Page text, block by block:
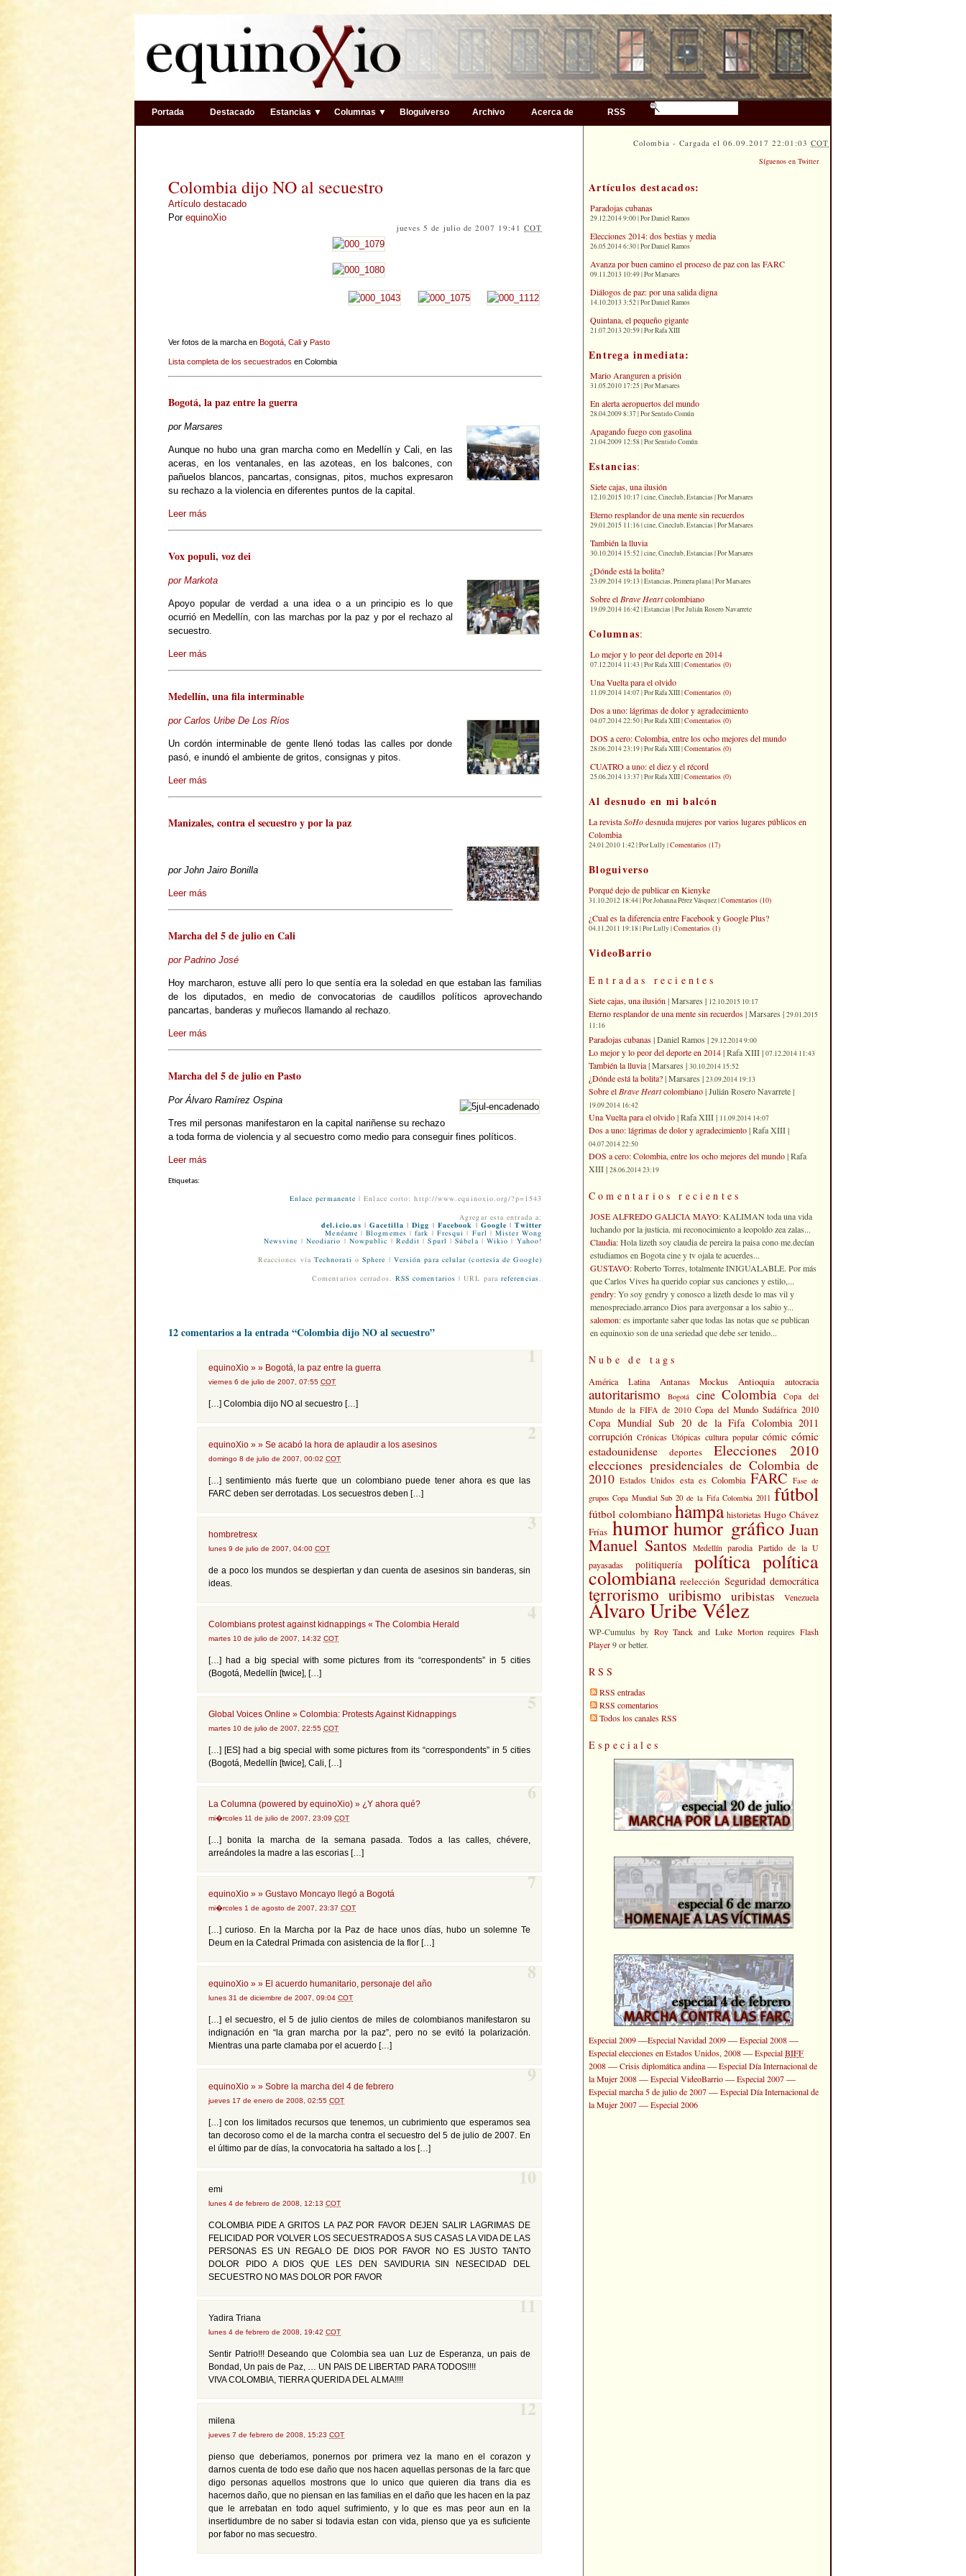
Portada Destacado Estancias ▼ Columnas ▼ Bloguiverso Archivo Acerca de RSS
Colombia - Cargada el 06.09.2017 22:01:03COT
Colombia dijo NO al secuestro
Artículo destacado
Por equinoXio
jueves 5 de julio de 2007 19:41COT
Ver fotos de la marcha en Bogotá, Cali y Pasto
Lista completa de los secuestrados en Colombia
Bogotá, la paz entre la guerra
por Marsares
Aunque no hubo una gran marcha como en Medellín y Cali, en las
aceras, en los ventanales, en las azoteas, en los balcones, con
pañuelos blancos, pancartas, consignas, pitos, muchos expresaron
su rechazo a la violencia en diferentes puntos de la capital.
Leer más
Vox populi, voz dei
por Markota
Apoyo popular de verdad a una idea o a un principio es lo que
ocurrió en Medellín, con las marchas por la paz y por el rechazo al
secuestro.
Leer más
Medellín, una fila interminable
por Carlos Uribe De Los Ríos
Un cordón interminable de gente llenó todas las calles por donde
pasó, e inundó el ambiente de gritos, consignas y pitos.
Leer más
Manizales, contra el secuestro y por la paz
por John Jairo Bonilla
Leer más
Marcha del 5 de julio en Cali
por Padrino José
Hoy marcharon, estuve allí pero lo que sentía era la soledad en que estaban las familias
de los diputados, en medio de convocatorias de caudillos políticos aprovechando
pancartas, banderas y muñecos llamando al rechazo.
Leer más
Marcha del 5 de julio en Pasto
Por Álvaro Ramírez Ospina
Tres mil personas manifestaron en la capital nariñense su rechazo
a toda forma de violencia y al secuestro como medio para conseguir fines políticos.
Leer más
Etiquetas:
Enlace permanente | Enlace corto: http://www.equinoxio.org/?p=1543
Agregar esta entrada a:
del.icio.us |Gacetilla |Digg Facebook Google |Twitter
Menéame |Blogmemes |fark Fresqui Furl |Mister Wong
Newsvine
Neodiario Nowpublic Reddit |Spurl |Súbela Wikio Yahoo!
Reacciones vía Technorati o Sphere Versión para celular (cortesía de Google)
Comentarios cerrados. RSS comentarios | URL parareferencias
12 comentarios a la entrada “Colombia dijo NO al secuestro”
equinoXio » » Bogotá, la paz entre la guerra
viernes 6 de julio de 2007, 07:55 COT
1
[…] Colombia dijo NO al secuestro […]
equinoXio » » Se acabó la hora de aplaudir a los asesinos
domingo 8 de julio de 2007, 00:02 COT
2
[…] sentimiento más fuerte que un colombiano puede tener ahora es que las
FARC deben ser derrotadas. Los secuestros deben […]
hombretresx
lunes 9 de julio de 2007, 04:00 COT
3
de a poco los mundos se despiertan y dan cuenta de asesinos sin banderas, sin
ideas.
Colombians protest against kidnappings « The Colombia Herald
martes 10 de julio de 2007, 14:32 COT
4
[…] had a big special with some pictures from its “correspondents” in 5 cities
(Bogotá, Medellín [twice], […]
Global Voices Online » Colombia: Protests Against Kidnappings
martes 10 de julio de 2007, 22:55 COT
5
[…] [ES] had a big special with some pictures from its “correspondents” in 5 cities
(Bogotá, Medellín [twice], Cali, […]
La Columna (powered by equinoXio) » ¿Y ahora qué?
mi�rcoles 11 de julio de 2007, 23:09 COT
6
[…] bonita la marcha de la semana pasada. Todos a las calles, chévere,
arreándoles la madre a las escorias […]
equinoXio » » Gustavo Moncayo llegó a Bogotá
mi�rcoles 1 de agosto de 2007, 23:37 COT
7
[…] curioso. En la Marcha por la Paz de hace unos días, hubo un solemne Te
Deum en la Catedral Primada con asistencia de la flor […]
equinoXio » » El acuerdo humanitario, personaje del año
lunes 31 de diciembre de 2007, 09:04 COT
8
[…] el secuestro, el 5 de julio cientos de miles de colombianos manifestaron su
indignación en “la gran marcha por la paz”, pero no se evitó la polarización.
Mientras una parte clamaba por el acuerdo […]
equinoXio » » Sobre la marcha del 4 de febrero
jueves 17 de enero de 2008, 02:55 COT
9
[…] con los limitados recursos que tenemos, un cubrimiento que esperamos sea
tan decoroso como el de la marcha contra el secuestro del 5 de julio de 2007. En
el último par de días, la convocatoria ha saltado a los […]
emi
lunes 4 de febrero de 2008, 12:13 COT
10
COLOMBIA PIDE A GRITOS LA PAZ POR FAVOR DEJEN SALIR LAGRIMAS DE
FELICIDAD POR VOLVER LOS SECUESTRADOS A SUS CASAS LA VIDA DE LAS
PERSONAS ES UN REGALO DE DIOS POR FAVOR NO ES JUSTO TANTO
DOLOR PIDO A DIOS QUE LES DEN SAVIDURIA SIN NESECIDAD DEL
SECUESTRO NO MAS DOLOR POR FAVOR
Yadira Triana
lunes 4 de febrero de 2008, 19:42 COT
11
Sentir Patrio!!! Deseando que Colombia sea uan Luz de Esperanza, un pais de
Bondad, Un pais de Paz, … UN PAIS DE LIBERTAD PARA TODOS!!!!
VIVA COLOMBIA, TIERRA QUERIDA DEL ALMA!!!!
milena
jueves 7 de febrero de 2008, 15:23 COT
12
pienso que deberiamos, ponernos por primera vez la mano en el corazon y
darnos cuenta de todo ese daño que nos hacen aquellas personas de la farc que
digo personas aquellos mostrons que lo unico que quieren dia trans dia es
hacernos daño, que no piensan en las familias en el daño que les hacen en la paz
que le arrebatan en todo aquel sufrimiento, y lo que es mas peor aun en la
insertidumbre de no saber si todavia estan con vida, pienso que ya es suficiente
por fabor no mas secuestro.
Síguenos en Twitter
Artículos destacados:
Paradojas cubanas
29.12.2014 9:00 | Por Daniel Ramos
Elecciones 2014: dos bestias y media
26.05.2014 6:30 | Por Daniel Ramos
Avanza por buen camino el proceso de paz con las FARC
09.11.2013 10:49 | Por Marsares
Diálogos de paz: por una salida digna
14.10.2013 3:52 | Por Daniel Ramos
Quintana, el pequeño gigante
21.07.2013 20:59 | Por Rafa XIII
Entrega inmediata:
Mario Aranguren a prisión
31.05.2010 17:25 | Por Marsares
En alerta aeropuertos del mundo
28.04.2009 8:37 | Por Sentido Común
Apagando fuego con gasolina
21.04.2009 12:58 | Por Sentido Común
Estancias:
Siete cajas, una ilusión
12.10.2015 10:17 | cine, Cineclub, Estancias | Por Marsares
Eterno resplandor de una mente sin recuerdos
29.01.2015 11:16 | cine, Cineclub, Estancias | Por Marsares
También la lluvia
30.10.2014 15:52 | cine, Cineclub, Estancias | Por Marsares
¿Dónde está la bolita?
23.09.2014 19:13 | Estancias, Primera plana | Por Marsares
Sobre el Brave Heartcolombiano
19.09.2014 16:42 | Estancias | Por Julián Rosero Navarrete
Columnas:
Lo mejor y lo peor del deporte en 2014
07.12.2014 11:43 | Por Rafa XIII |Comentarios (0)
Una Vuelta para el olvido
11.09.2014 14:07 | Por Rafa XIII |Comentarios (0)
Dos a uno: lágrimas de dolor y agradecimiento
04.07.2014 22:50 | Por Rafa XIII |Comentarios (0)
DOS a cero: Colombia, entre los ocho mejores del mundo
28.06.2014 23:19 | Por Rafa XIII |Comentarios (0)
CUATRO a uno: el diez y el récord
25.06.2014 13:37 | Por Rafa XIII |Comentarios (0)
Al desnudo en mi balcón
La revistaSoHodesnuda mujeres por varios lugares públicos en
Colombia
24.01.2010 1:42 | Por Lully |Comentarios (17)
Bloguiverso
Porqué dejo de publicar en Kienyke
31.10.2012 18:44 | Por Johanna Pérez Vásquez |Comentarios (10)
¿Cual es la diferencia entre Facebook y Google Plus?
04.11.2011 19:18 | Por Lully |Comentarios (1)
VideoBarrio
Entradas recientes
Siete cajas, una ilusión | Marsares | 12.10.2015 10:17
Eterno resplandor de una mente sin recuerdos| Marsares | 29.01.2015
11:16
Paradojas cubanas| Daniel Ramos | 29.12.2014 9:00
Lo mejor y lo peor del deporte en 2014| Rafa XIII | 07.12.2014 11:43
También la lluvia| Marsares | 30.10.2014 15:52
¿Dónde está la bolita?| Marsares | 23.09.2014 19:13
Sobre el Brave Heartcolombiano| Julián Rosero Navarrete |
19.09.2014 16:42
Una Vuelta para el olvido| Rafa XIII | 11.09.2014 14:07
Dos a uno: lágrimas de dolor y agradecimiento| Rafa XIII |
04.07.2014 22:50
DOS a cero: Colombia, entre los ocho mejores del mundo| Rafa
XIII | 28.06.2014 23:19
Comentarios recientes
JOSE ALFREDO GALICIA MAYO: KALIMAN toda una vida
luchando por la justicia. mi reconocimiento a leopoldo zea zalas...
Claudia: Hola lizeth soy claudia de pereira la paisa cono me.decían
estudiamos en Bogota cine y tv ojala te acuerdes...
GUSTAVO: Roberto Torres, totalmente INIGUALABLE. Por más
que Carlos Vives ha querido copiar sus canciones y estilo,...
gendry: Yo soy gendry y conosco a lizeth desde lo mas vil y
menospreciado.arranco Dios para avergonsar a los sabio y...
salomon: es importante saber que todas las notas que se publican
en equinoxio son de una seriedad que debe ser tenido...
Nube de tags
América Latina Antanas Mockus Antioquia autocracia
autoritarismo Bogotá cine Colombia
Copa del
Mundo de la FIFA de 2010 Copa del Mundo Sudáfrica 2010
Copa Mundial Sub 20 de la Fifa Colombia 2011
corrupción Crónicas Utópicas cultura popular cómic cómic
estadounidense
deportes Elecciones 2010
elecciones presidenciales de Colombia de
2010 Estados Unidos esta es Colombia FARC Fase de
grupos Copa Mundial Sub 20 de la Fifa Colombia 2011 fútbol
fútbol colombiano hampa historietas Hugo Chávez
Frías humorhumor gráfico Juan
Manuel Santos Medellín parodia Partido de la U
payasadas
politiquería política política
colombiana reelección Seguridad democrática
terrorismo uribismo uribistas Venezuela
Álvaro Uribe Vélez
WP-Cumulus by Roy Tanck and Luke Morton requires Flash
Player9 or better.
RSS
RSS entradas
RSS comentarios
Todos los canales RSS
Especiales
Especial 2009—Especial Navidad 2009—Especial 2008—
Especial elecciones en Estados Unidos, 2008—EspecialBIFF
2008—Crisis diplomática andina—Especial Día Internacional de
la Mujer 2008—Especial VideoBarrio—Especial 2007—
Especial marcha 5 de julio de 2007—Especial Día Internacional de
la Mujer 2007—Especial 2006